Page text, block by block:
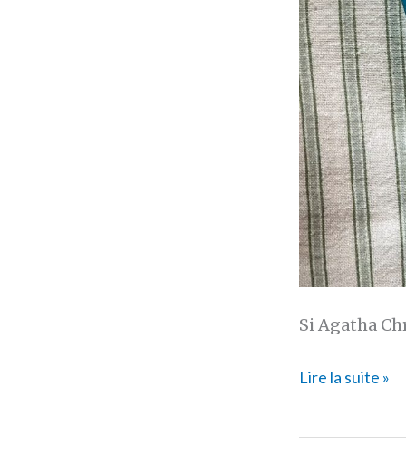
Si Agatha
[CONCOURS]
Lire la suite »